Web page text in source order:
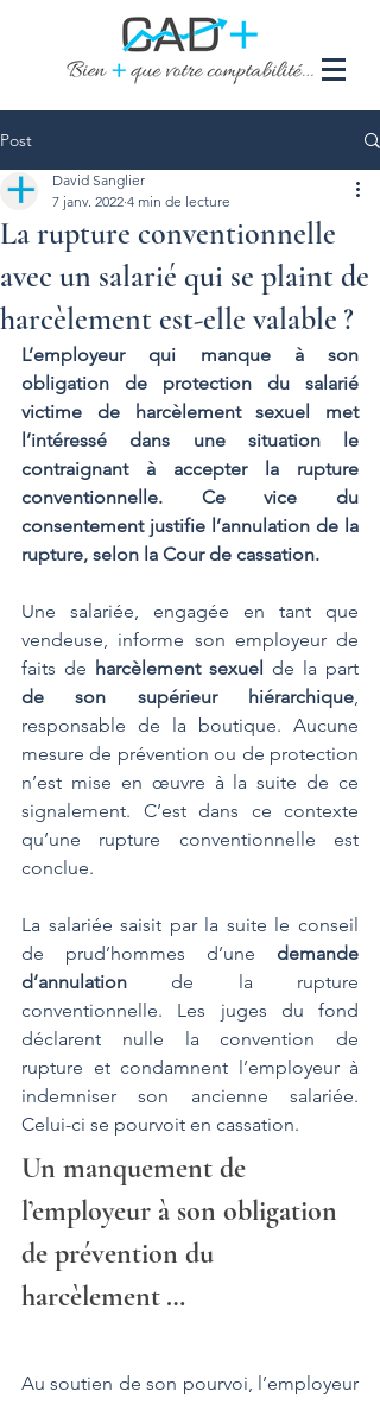
Post
La rupture conventionnelle
avec un salarié qui se plaint de
harcèlement est-elle valable ?
David Sanglier
7 janv. 2022 4 min de lecture
L’employeur qui manque à son
obligation de protection du salarié
victime de harcèlement sexuel met
l’intéressé dans une situation le
contraignant à accepter la rupture
conventionnelle. Ce vice du
consentement justifie l’annulation de la
rupture, selon la Cour de cassation.
Une salariée, engagée en tant que
vendeuse, informe son employeur de
faits de harcèlement sexuel
de son supérieur hiérarchique,
responsable de la boutique. Aucune
mesure de prévention ou de protection
n’est mise en œuvre à la suite de ce
signalement. C’est dans ce contexte
qu’une rupture conventionnelle est
conclue.
La salariée saisit par la suite le conseil
de prud’hommes d’une demande
d’annulation de la rupture
conventionnelle. Les juges du fond
déclarent nulle la convention de
rupture et condamnent l’employeur à
indemniser son ancienne salariée.
Celui-ci se pourvoit en cassation.
Un manquement de
l’employeur à son obligation
de prévention du
harcèlement …
Au soutien de son pourvoi, l’employeur